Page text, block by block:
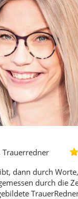
dann durch
durch die